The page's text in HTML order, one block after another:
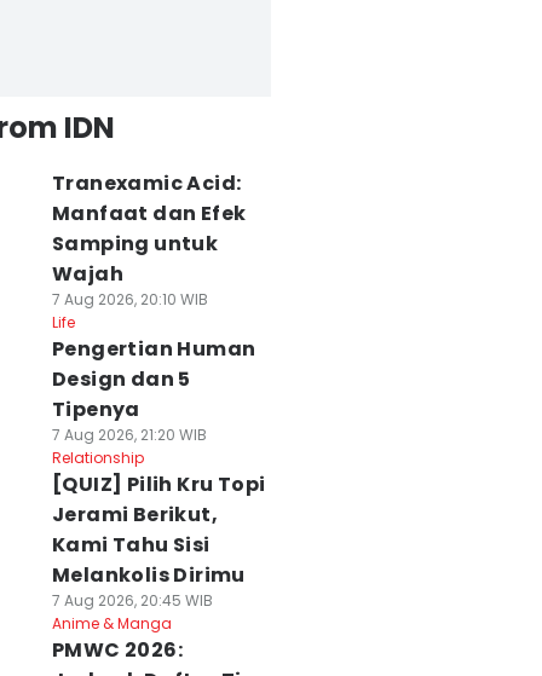
IDN
Tranexamic Acid:
Manfaat dan Efek
Samping untuk
Wajah
7 Aug 2026, 20:10 WIB
Life
Pengertian Human
Design dan 5
Tipenya
7 Aug 2026, 21:20 WIB
Relationship
[QUIZ] Pilih Kru Topi
Jerami Berikut,
Kami Tahu Sisi
Melankolis Dirimu
7 Aug 2026, 20:45 WIB
Anime & Manga
PMWC 2026: